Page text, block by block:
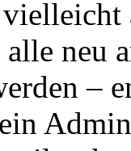
alle neu
–